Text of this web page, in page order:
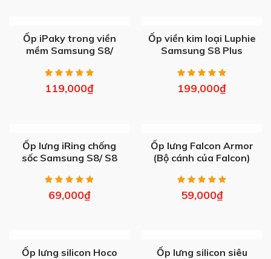
OUT OF STOCK
Ốp iPaky trong viền
mềm Samsung S8/
119,000₫
OUT OF STOCK
Ốp viền kim loại Luphie
Samsung S8 Plus
199,000₫
OUT OF STOCK
Ốp lưng iRing chống
sốc Samsung S8/ S8
69,000₫
OUT OF STOCK
Ốp lưng Falcon Armor
(Bộ cánh của Falcon)
59,000₫
OUT OF STOCK
Ốp lưng silicon Hoco
OUT OF STOCK
Ốp lưng silicon siêu